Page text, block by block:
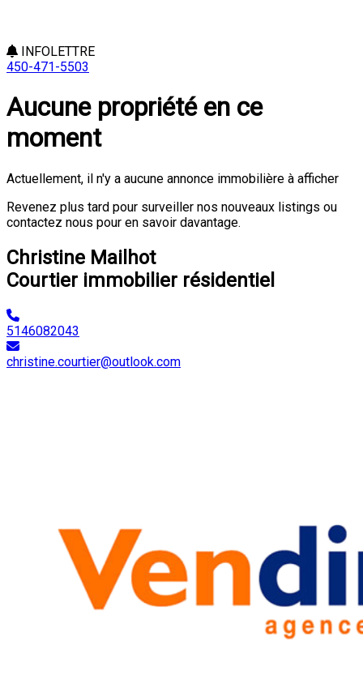
INFOLETTRE
450-471-5503
Aucune propriété en ce
moment
Actuellement, il n'y a aucune annonce immobilière à afficher
Revenez plus tard pour surveiller nos nouveaux listings ou
contactez nous pour en savoir davantage.
Christine Mailhot
Courtier immobilier résidentiel
5146082043
christine.courtier@outlook.com